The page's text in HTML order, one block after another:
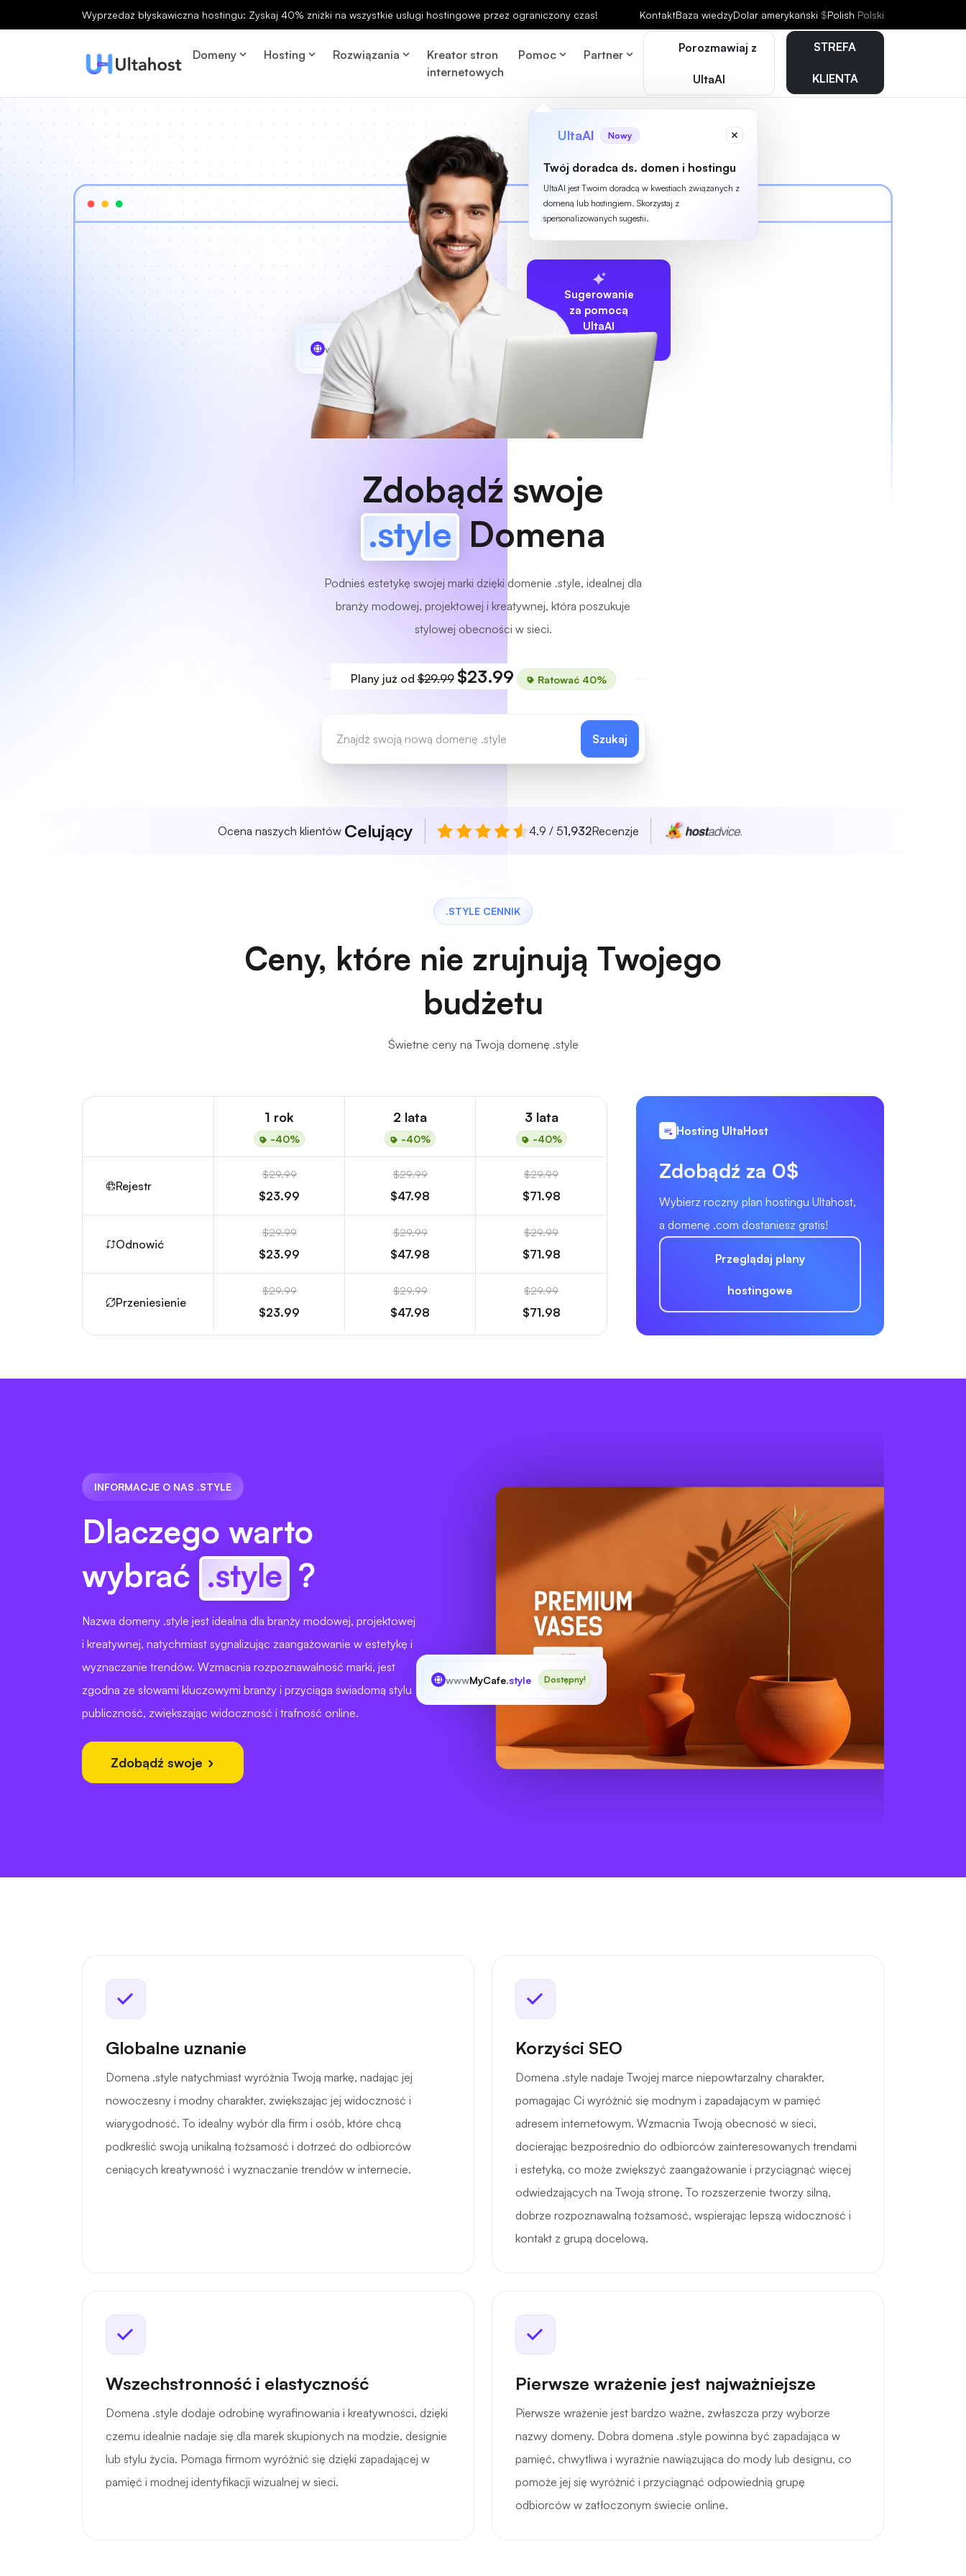
Wyprzedaż błyskawiczna hostingu: Zyskaj 40% zniżki na wszystkie usługi hostingowe przez ograniczony czas! KontaktBaza wiedzyDolar amerykański $Polish Polski
Domeny Hosting Rozwiązania
Kreator stron
internetowych
Pomoc Partner Porozmawiaj z
UltaAI
UltaAI Nowy
Twój doradca ds. domen i hostingu
UltaAI jest Twoim doradcą w kwestiach związanych z
domeną lub hostingiem. Skorzystaj z
spersonalizowanych sugestii.
STREFA
KLIENTA
Sugerowanie
za pomocą
UltaAI
www MyCafe
Zdobądź swoje
.style Domena
Podnieś estetykę swojej marki dzięki domenie .style, idealnej dla
branży modowej, projektowej i kreatywnej, która poszukuje
stylowej obecności w sieci.
Plany już od$29.99 $23.99 Ratować 40%
Szukaj
Ocena naszych klientów Celujący 4.9 / 51,932Recenzje
.STYLE CENNIK
Ceny, które nie zrujnują Twojego
budżetu
Świetne ceny na Twoją domenę .style
1 rok
-40%
2 lata
-40%
3 lata
-40%
Rejestr
$29.99
$23.99
$29.99
$47.98
$29.99
$71.98
Odnowić
$29.99
$23.99
$29.99
$47.98
$29.99
$71.98
Przeniesienie
$29.99
$23.99
$29.99
$47.98
$29.99
$71.98
Hosting UltaHost
Zdobądź za 0$
Wybierz roczny plan hostingu Ultahost,
a domenę .com dostaniesz gratis!
Przeglądaj plany
hostingowe
INFORMACJE O NAS .STYLE
Dlaczego warto
wybrać .style ?
Nazwa domeny .style jest idealna dla branży modowej, projektowej
i kreatywnej, natychmiast sygnalizując zaangażowanie w estetykę i
wyznaczanie trendów. Wzmacnia rozpoznawalność marki, jest
zgodna ze słowami kluczowymi branży i przyciąga świadomą stylu
publiczność, zwiększając widoczność i trafność online.
Zdobądź swoje
wwwMyCafe.style Dostępny!
Globalne uznanie
Domena .style natychmiast wyróżnia Twoją markę, nadając jej
nowoczesny i modny charakter, zwiększając jej widoczność i
wiarygodność. To idealny wybór dla firm i osób, które chcą
podkreślić swoją unikalną tożsamość i dotrzeć do odbiorców
ceniących kreatywność i wyznaczanie trendów w internecie.
Korzyści SEO
Domena .style nadaje Twojej marce niepowtarzalny charakter,
pomagając Ci wyróżnić się modnym i zapadającym w pamięć
adresem internetowym. Wzmacnia Twoją obecność w sieci,
docierając bezpośrednio do odbiorców zainteresowanych trendami
i estetyką, co może zwiększyć zaangażowanie i przyciągnąć więcej
odwiedzających na Twoją stronę. To rozszerzenie tworzy silną,
dobrze rozpoznawalną tożsamość, wspierając lepszą widoczność i
kontakt z grupą docelową.
Wszechstronność i elastyczność
Domena .style dodaje odrobinę wyrafinowania i kreatywności, dzięki
czemu idealnie nadaje się dla marek skupionych na modzie, designie
lub stylu życia. Pomaga firmom wyróżnić się dzięki zapadającej w
pamięć i modnej identyfikacji wizualnej w sieci.
Pierwsze wrażenie jest najważniejsze
Pierwsze wrażenie jest bardzo ważne, zwłaszcza przy wyborze
nazwy domeny. Dobra domena .style powinna być zapadająca w
pamięć, chwytliwa i wyraźnie nawiązująca do mody lub designu, co
pomoże jej się wyróżnić i przyciągnąć odpowiednią grupę
odbiorców w zatłoczonym świecie online.